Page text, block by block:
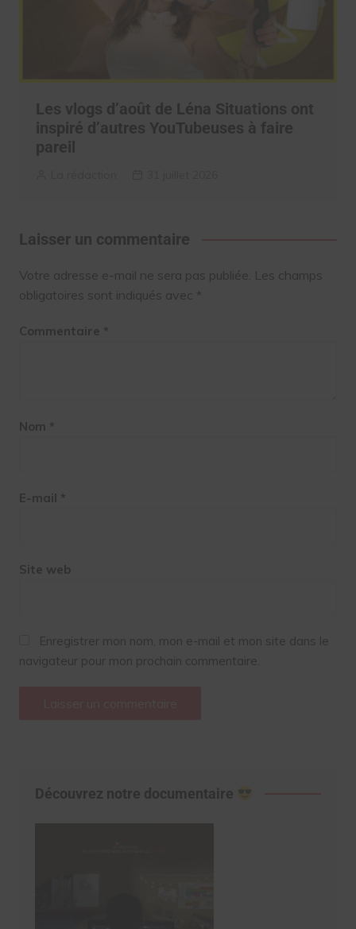
Les vlogs d’août de Léna Situations ont
inspiré d’autres YouTubeuses à faire
pareil
Laisser un commentaire
Votre adresse e-mail ne sera pas publiée. Les champs
obligatoires sont indiqués avec *
Commentaire *
Nom *
E-mail *
Site web
Enregistrer mon nom, mon e-mail et mon site dans le
navigateur pour mon prochain commentaire.
Découvrez notre documentaire